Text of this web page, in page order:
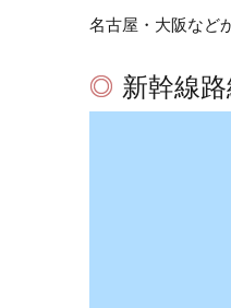
名古屋・大阪など
新幹線